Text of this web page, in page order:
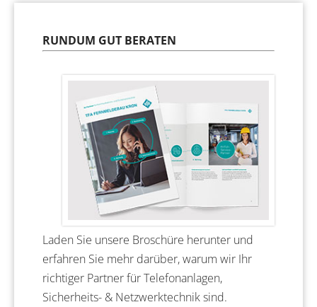
RUNDUM GUT BERATEN
Laden Sie unsere Broschüre herunter und
erfahren Sie mehr darüber, warum wir Ihr
richtiger Partner für Telefonanlagen,
Sicherheits- & Netzwerktechnik sind.